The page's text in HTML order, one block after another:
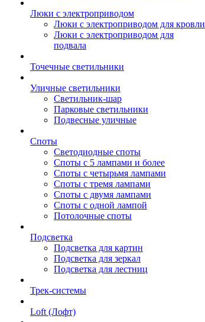
Люки с электроприводом
Люки с электроприводом для кровли
Люки с электроприводом для
подвала
Точечные светильники
Уличные светильники
Светильник-шар
Парковые светильники
Подвесные уличные
Споты
Светодиодные споты
Споты с 5 лампами и более
Споты с четырьмя лампами
Споты с тремя лампами
Споты с двумя лампами
Споты с одной лампой
Потолочные споты
Подсветка
Подсветка для картин
Подсветка для зеркал
Подсветка для лестниц
Трек-системы
Loft (Лофт)